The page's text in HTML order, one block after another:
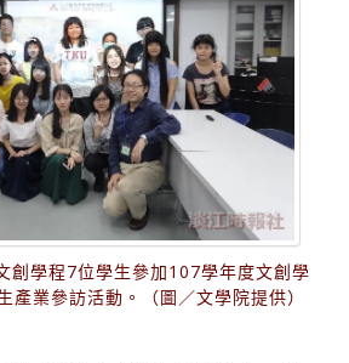
創學程7位學生參加107學年度文創學
產業參訪活動。（圖／文學院提供）